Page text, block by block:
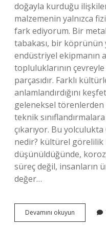
doğayla kurduğu
malzemenin yalnızca
fark ediyorum. Bir
tabakası, bir köprünün
endüstriyel ekipmanın
topluluklarının
parçasıdır. Farklı
anlamlandırdığını
geleneksel törenlerden
teknik
çıkarıyor. Bu
nedir? kültürel görelilik
düşünüldüğünde,
süreç değil, insanların
değer…
Devamını okuyun
korozyon